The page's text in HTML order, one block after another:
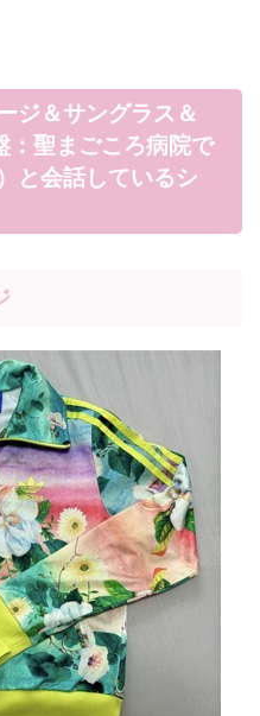
ジ＆サングラス＆
：聖まごころ病院で
と会話しているシ